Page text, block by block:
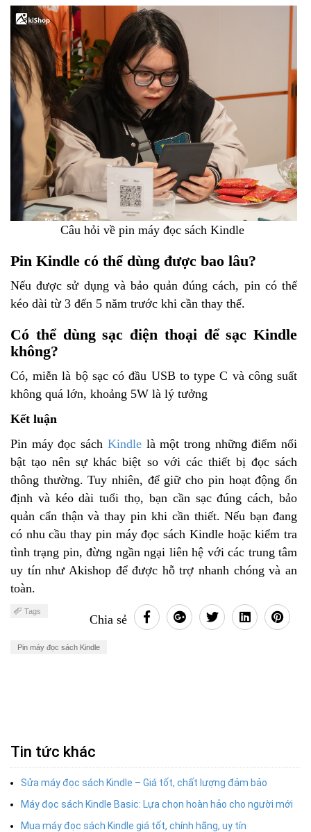
Câu hỏi về pin máy đọc sách Kindle
Pin Kindle có thể dùng được bao lâu?
Nếu được sử dụng và bảo quản đúng cách, pin có thể
kéo dài từ 3 đến 5 năm trước khi cần thay thế.
Có thể dùng sạc điện thoại để sạc Kindle
không?
Có, miễn là bộ sạc có đầu USB to type C và công suất
không quá lớn, khoảng 5W là lý tưởng
Kết luận
Pin máy đọc sách Kindlelà một trong những điểm nổi
bật tạo nên sự khác biệt so với các thiết bị đọc sách
thông thường. Tuy nhiên, để giữ cho pin hoạt động ổn
định và kéo dài tuổi thọ, bạn cần sạc đúng cách, bảo
quản cẩn thận và thay pin khi cần thiết. Nếu bạn đang
có nhu cầu thay pin máy đọc sách Kindle hoặc kiểm tra
tình trạng pin, đừng ngần ngại liên hệ với các trung tâm
uy tín như Akishop để được hỗ trợ nhanh chóng và an
toàn.
Chia sẻ
Tags
Pin máy đọc sách Kindle
Tin tức khác
Sửa máy đọc sách Kindle – Giá tốt, chất lượng đảm bảo
Máy đọc sách Kindle Basic: Lựa chọn hoàn hảo cho người mới
Mua máy đọc sách Kindle giá tốt, chính hãng, uy tín